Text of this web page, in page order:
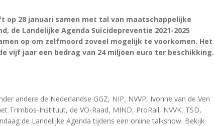
t op 28 januari samen met tal van maatschappelijke
de Landelijke Agenda Suïcidepreventie 2021-2025
op om zelfmoord zoveel mogelijk te voorkomen. Het
vijf jaar een bedrag van 24 miljoen euro ter beschikking.
andere de Nederlandse GGZ, NIP, NVVP, Ivonne van de Ven
Trimbos-Instituut, de VO-Raad, MIND, ProRail, NVVK, TSD,
de Landelijke Agenda tijdens een online talkshow. Bekijk